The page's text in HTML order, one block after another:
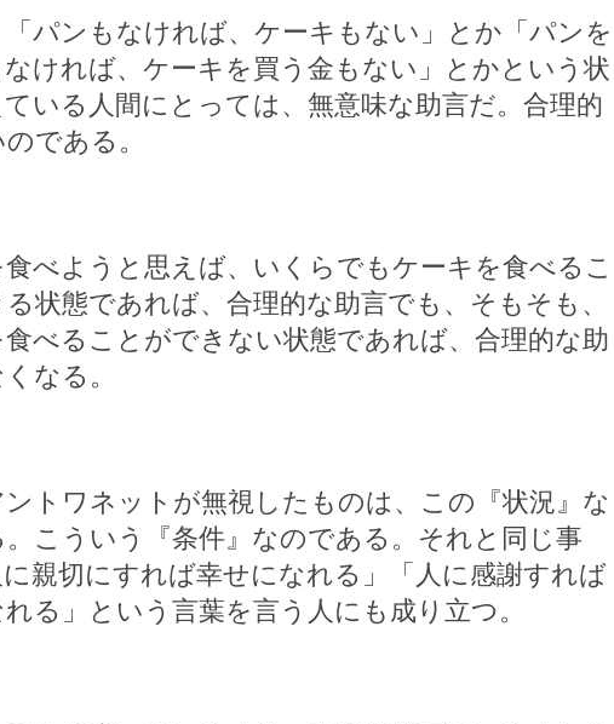
「パンもなければ、ケーキもない」とか「パンを
なければ、ケーキを買う金もない」とかという状
いる人間にとっては、無意味な助言だ。合理的
である。
べようと思えば、いくらでもケーキを食べるこ
状態であれば、合理的な助言でも、そもそも、
べることができない状態であれば、合理的な助
なる。
トワネットが無視したものは、この『状況』な
こういう『条件』なのである。それと同じ事
親切にすれば幸せになれる」「人に感謝すれば
る」という言葉を言う人にも成り立つ。